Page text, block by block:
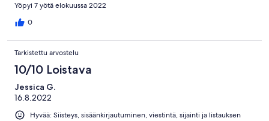
Yöpyi 7 yötä elokuussa 2022
0
Tarkistettu arvostelu
10/10 Loistava
Jessica G.
16.8.2022
Hyvää: Siisteys, sisäänkirjautuminen, viestintä, sijainti ja listauksen